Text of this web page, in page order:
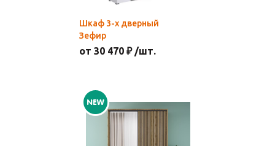
Шкаф 3-х дверный
Зефир
от 30 470 ₽ /шт.